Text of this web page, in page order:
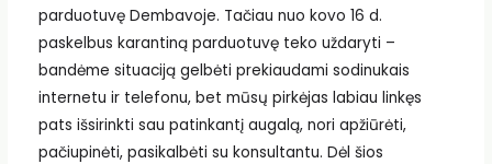
parduotuvę Dembavoje. Tačiau nuo kovo 16 d.
paskelbus karantiną parduotuvę teko uždaryti –
bandėme situaciją gelbėti prekiaudami sodinukais
internetu ir telefonu, bet mūsų pirkėjas labiau linkęs
pats išsirinkti sau patinkantį augalą, nori apžiūrėti,
pačiupinėti, pasikalbėti su konsultantu. Dėl šios